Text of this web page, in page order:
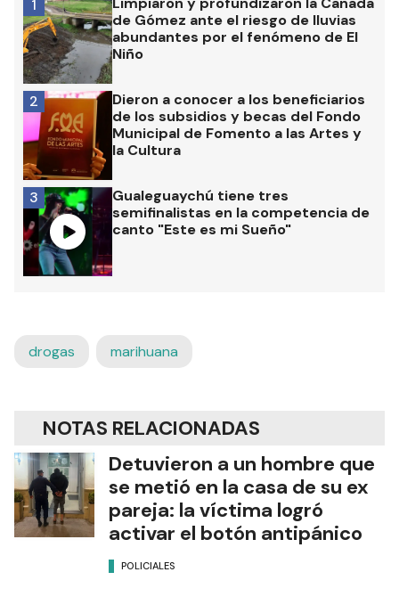
de Gómez ante el riesgo de lluvias
abundantes por el fenómeno de El
Niño
1
Dieron a conocer a los beneficiarios
de los subsidios y becas del Fondo
Municipal de Fomento a las Artes y
la Cultura
2
Gualeguaychú tiene tres
semifinalistas en la competencia de
canto "Este es mi Sueño"
3
drogas marihuana
NOTAS RELACIONADAS
Detuvieron a un hombre que
se metió en la casa de su ex
pareja: la víctima logró
activar el botón antipánico
POLICIALES